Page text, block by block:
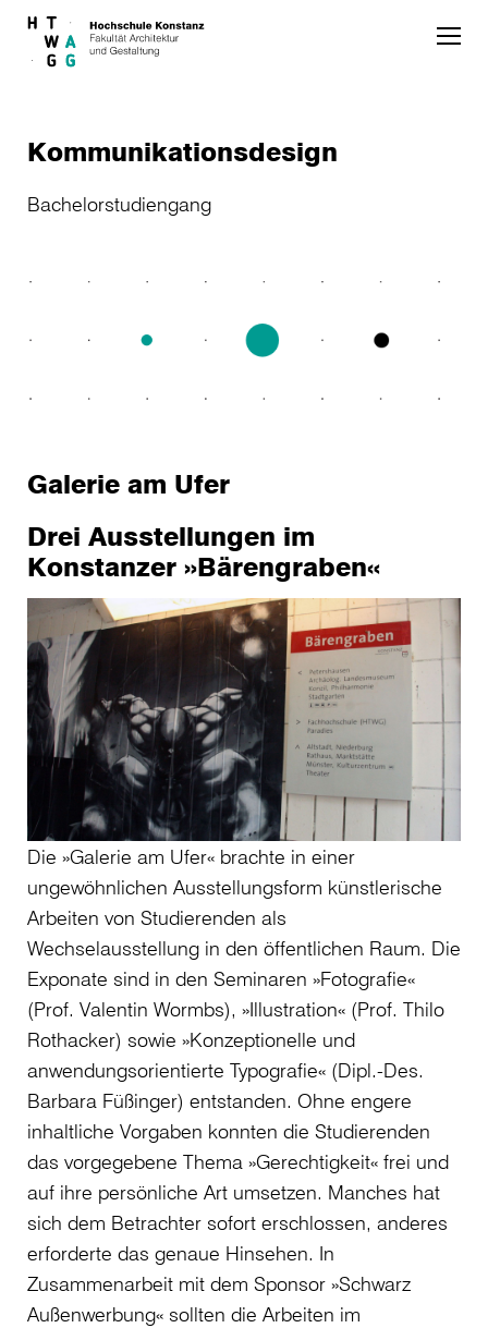
Skip to main content
Kommunikationsdesign
Bachelorstudiengang
Galerie am Ufer
Drei Ausstellungen im
Konstanzer »Bärengraben«
Die »Galerie am Ufer« brachte in einer
ungewöhnlichen Ausstellungsform künstlerische
Arbeiten von Studierenden als
Wechselausstellung in den öffentlichen Raum. Die
Exponate sind in den Seminaren »Fotografie«
(Prof. Valentin Wormbs), »Illustration« (Prof. Thilo
Rothacker) sowie »Konzeptionelle und
anwendungsorientierte Typografie« (Dipl.-Des.
Barbara Füßinger) entstanden. Ohne engere
inhaltliche Vorgaben konnten die Studierenden
das vorgegebene Thema »Gerechtigkeit« frei und
auf ihre persönliche Art umsetzen. Manches hat
sich dem Betrachter sofort erschlossen, anderes
erforderte das genaue Hinsehen. In
Zusammenarbeit mit dem Sponsor »Schwarz
Außenwerbung« sollten die Arbeiten im